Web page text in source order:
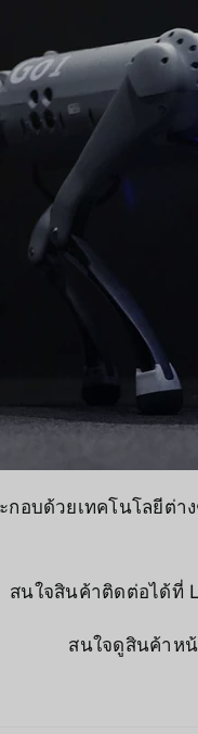
อบด้วยเทคโนโลยีต่
สนใจสินค้าติดต่อได้ที่
สนใจดูสินค้าหน้